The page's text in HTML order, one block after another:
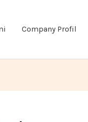
Company Profil